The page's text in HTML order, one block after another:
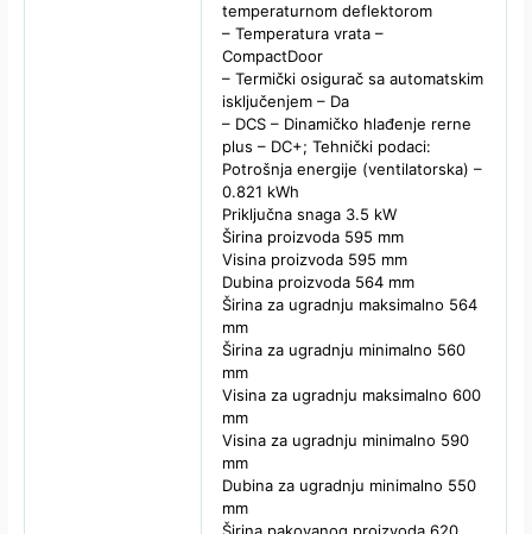
temperaturnom deflektorom
– Temperatura vrata –
CompactDoor
– Termički osigurač sa automatskim
isključenjem – Da
– DCS – Dinamičko hlađenje rerne
plus – DC+; Tehnički podaci:
Potrošnja energije (ventilatorska) –
0.821 kWh
Priključna snaga 3.5 kW
Širina proizvoda 595 mm
Visina proizvoda 595 mm
Dubina proizvoda 564 mm
Širina za ugradnju maksimalno 564
mm
Širina za ugradnju minimalno 560
mm
Visina za ugradnju maksimalno 600
mm
Visina za ugradnju minimalno 590
mm
Dubina za ugradnju minimalno 550
mm